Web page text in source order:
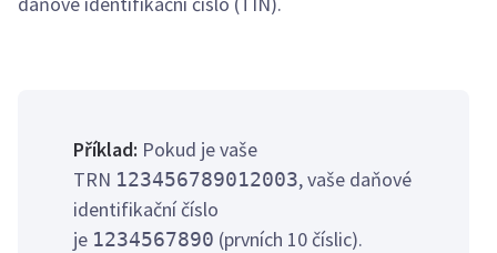
Příklad: Pokud je vaše
TRN 123456789012003, vaše daňové
identifikační číslo
je 1234567890 (prvních 10 číslic).